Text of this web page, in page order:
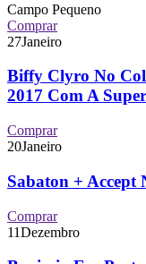
Campo Pequeno
Comprar
27Janeiro
Biffy Clyro No
2017 Com A
Comprar
20Janeiro
Sabaton + Accept
Comprar
11Dezembro